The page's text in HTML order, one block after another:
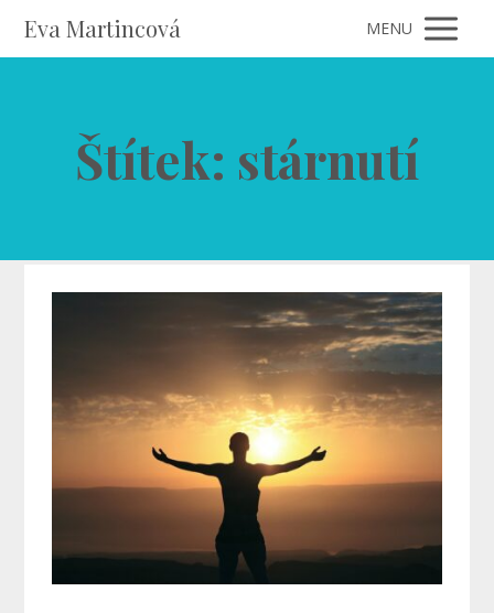
Eva Martincová MENU
Štítek: stárnutí